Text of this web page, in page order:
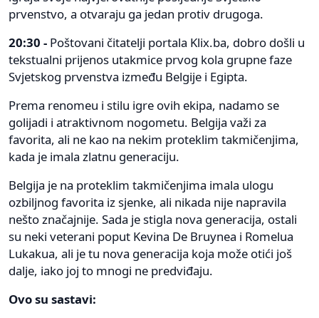
prvenstvo, a otvaraju ga jedan protiv drugoga.
20:30 - Poštovani čitatelji portala Klix.ba, dobro došli u
tekstualni prijenos utakmice prvog kola grupne faze
Svjetskog prvenstva između Belgije i Egipta.
Prema renomeu i stilu igre ovih ekipa, nadamo se
golijadi i atraktivnom nogometu. Belgija važi za
favorita, ali ne kao na nekim proteklim takmičenjima,
kada je imala zlatnu generaciju.
Belgija je na proteklim takmičenjima imala ulogu
ozbiljnog favorita iz sjenke, ali nikada nije napravila
nešto značajnije. Sada je stigla nova generacija, ostali
su neki veterani poput Kevina De Bruynea i Romelua
Lukakua, ali je tu nova generacija koja može otići još
dalje, iako joj to mnogi ne predviđaju.
Ovo su sastavi: